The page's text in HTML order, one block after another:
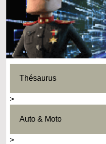
Thésaurus
>
Auto & Moto
>